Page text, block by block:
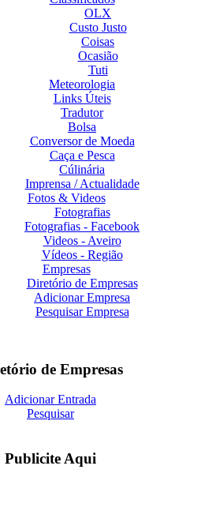
OLX
Custo Justo
Coisas
Ocasião
Tuti
Meteorologia
Links Úteis
Tradutor
Bolsa
Conversor de Moeda
Caça e Pesca
Cúlinária
Imprensa / Actualidade
Fotos & Videos
Fotografias
Fotografias - Facebook
Videos - Aveiro
Vídeos - Região
Empresas
Diretório de Empresas
Adicionar Empresa
Pesquisar Empresa
de Empresas
Adicionar Entrada
Pesquisar
Publicite Aqui